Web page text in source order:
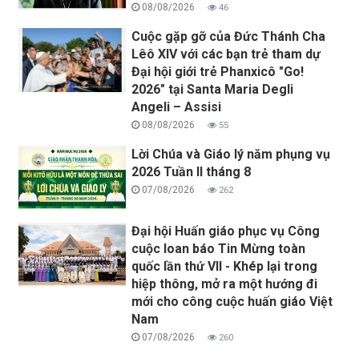
08/08/2026 46
Cuộc gặp gỡ của Đức Thánh Cha
Lêô XIV với các bạn trẻ tham dự
Đại hội giới trẻ Phanxicô "Go!
2026" tại Santa Maria Degli
Angeli – Assisi
08/08/2026 55
Lời Chúa và Giáo lý năm phụng vụ
2026 Tuần II tháng 8
07/08/2026 262
Đại hội Huấn giáo phục vụ Công
cuộc loan báo Tin Mừng toàn
quốc lần thứ VII - Khép lại trong
hiệp thông, mở ra một hướng đi
mới cho công cuộc huấn giáo Việt
Nam
07/08/2026 260